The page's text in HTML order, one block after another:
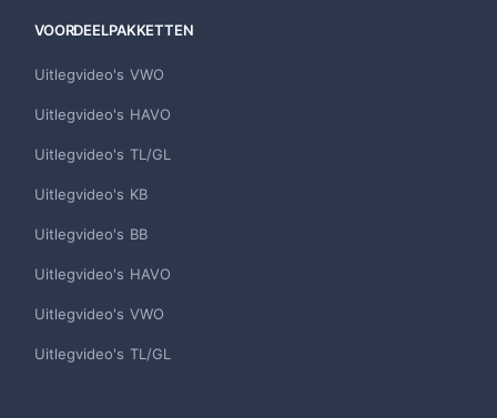
VOORDEELPAKKETTEN
Uitlegvideo's VWO
Uitlegvideo's HAVO
Uitlegvideo's TL/GL
Uitlegvideo's KB
Uitlegvideo's BB
Uitlegvideo's HAVO
Uitlegvideo's VWO
Uitlegvideo's TL/GL